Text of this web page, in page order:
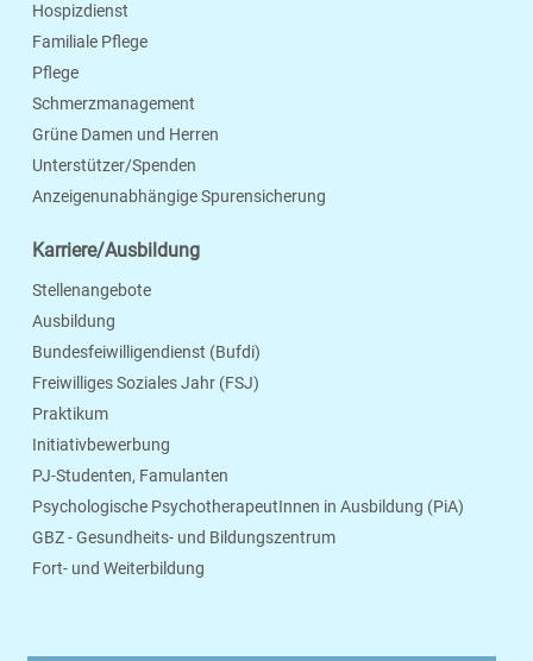
Hospizdienst
Familiale Pflege
Pflege
Schmerzmanagement
Grüne Damen und Herren
Unterstützer/Spenden
Anzeigenunabhängige Spurensicherung
Karriere/Ausbildung
Stellenangebote
Ausbildung
Bundesfeiwilligendienst (Bufdi)
Freiwilliges Soziales Jahr (FSJ)
Praktikum
Initiativbewerbung
PJ-Studenten, Famulanten
Psychologische PsychotherapeutInnen in Ausbildung (PiA)
GBZ - Gesundheits- und Bildungszentrum
Fort- und Weiterbildung